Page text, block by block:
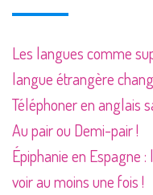
Les langues comme
langue étrangère
Téléphoner en anglais
Au pair ou Demi-pair !
Épiphanie en Espagne
voir au moins une fois !